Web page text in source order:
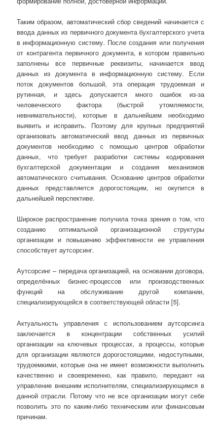
Таким образом, автоматический сбор сведений начинается с
ввода данных из первичного документа бухгалтерского учета
в информационную систему. После создания или получения
от контрагента первичного документа, в котором правильно
заполнены все первичные реквизиты, начинается ввод
данных из документа в информационную систему. Если
поток документов большой, эта операция трудоемкая и
рутинная, и здесь допускается много ошибок из-за
человеческого фактора (быстрой утомляемости,
невнимательности), которые в дальнейшем необходимо
выявить и исправить. Поэтому для крупных предприятий
организовать автоматический ввод данных из первичных
документов необходимо с помощью центров обработки
данных, что требует разработки системы кодирования
бухгалтерской документации и создания механизмов
автоматического считывания. Основание центров обработки
данных представляется дорогостоящим, но окупится в
дальнейшей перспективе.
Широкое распространение получила точка зрения о том, что
созданию оптимальной организационной структуры
организации и повышению эффективности ее управления
способствует аутсорсинг.
Аутсорсинг – передача организацией, на основании договора,
определённых бизнес-процессов или производственных
функций на обслуживание другой компании,
специализирующейся в соответствующей области [5].
Актуальность управления с использованием аутсорсинга
заключается в концентрации собственных усилий
организации на ключевых процессах, а процессы, которые
для организации являются дорогостоящими, недоступными,
трудоемкими, которые она не имеет возможности выполнить
качественно и своевременно, как правило, передают на
управление внешним исполнителям, специализирующимся в
данной отрасли. Потому что не все организации могут себе
позволить это по каким-либо техническим или финансовым
причинам.